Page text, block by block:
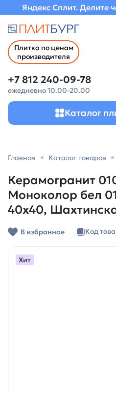
Яндекс Сплит. Делите
Плитка по ценам
производителя
+7 812 240-09-78
ежедневно 10.00-20.00
Каталог
Главная Каталог товаров
Керамогранит
Моноколор бел
40х40,
В избранное Код
Хит